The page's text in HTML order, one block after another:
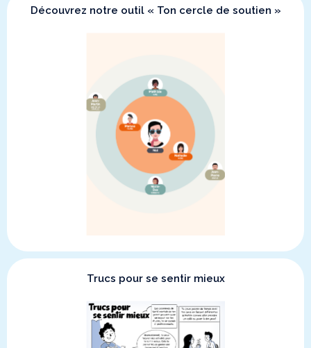
Découvrez notre outil « Ton cercle de soutien »
Trucs pour se sentir mieux